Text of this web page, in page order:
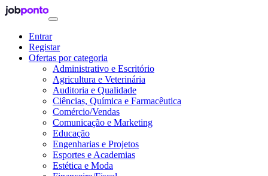
Entrar
Registar
Ofertas por categoria
Administrativo e Escritório
Agricultura e Veterinária
Auditoria e Qualidade
Ciências, Química e Farmacêutica
Comércio/Vendas
Comunicação e Marketing
Educação
Engenharias e Projetos
Esportes e Academias
Estética e Moda